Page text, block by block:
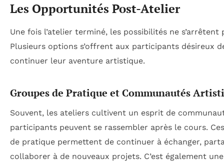
Les Opportunités Post-Atelier
Une fois l’atelier terminé, les possibilités ne s’arrêtent
Plusieurs options s’offrent aux participants désireux
continuer leur aventure artistique.
Groupes de Pratique et Communautés
Souvent, les ateliers cultivent un esprit de
participants peuvent se rassembler après le cours.
de pratique permettent de continuer à échanger,
collaborer à de nouveaux projets. C’est également une